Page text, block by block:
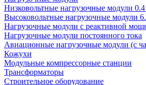
Низковольтные нагрузочные модули
Высоковольтные нагрузочные модули
Нагрузочные модули с реактивной
Нагрузочные модули постоянного тока
Авиационные нагрузочные модули (с
Кожухи
Модульные компрессорные станции
Трансформаторы
Строительное оборудование